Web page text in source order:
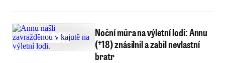
Noční můra na výletní lodi: Annu
(†18) znásilnil a zabil nevlastní
bratr